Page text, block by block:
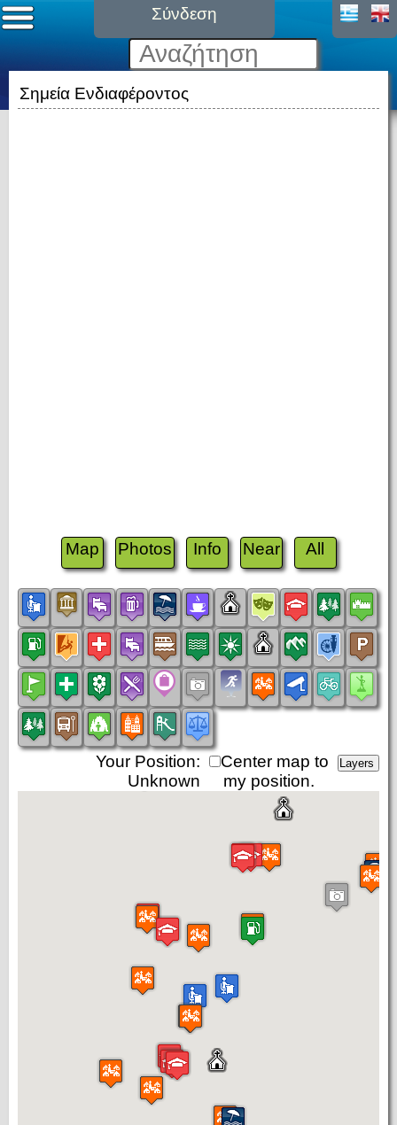
Σύνδεση
Σημεία Ενδιαφέροντος
Map Photos Info Near All
Center map to
my position.
Your Position:
Unknown